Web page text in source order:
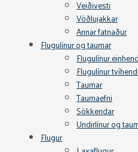
Veiðivesti
Vöðlujakkar
Annar fatnaður
Flugulínur og taumar
Flugulínur
Flugulínur
Taumar
Taumaefni
Sökkendar
Undirlínur og
Flugur